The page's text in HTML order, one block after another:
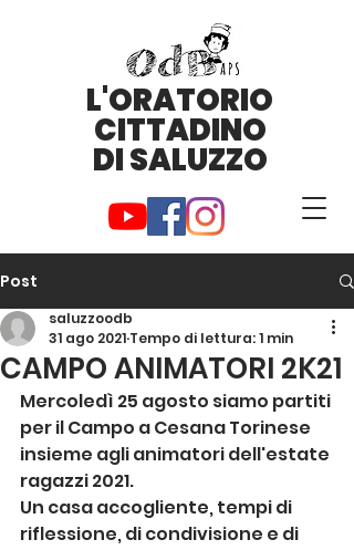
L'ORATORIO
CITTADINO
DI SALUZZO
Post
CAMPO ANIMATORI 2K21
saluzzoodb
31 ago 2021 Tempo di lettura: 1 min
Mercoledì 25 agosto siamo partiti
per il Campo a Cesana Torinese
insieme agli animatori dell'estate
ragazzi 2021.
Un casa accogliente, tempi di
riflessione, di condivisione e di